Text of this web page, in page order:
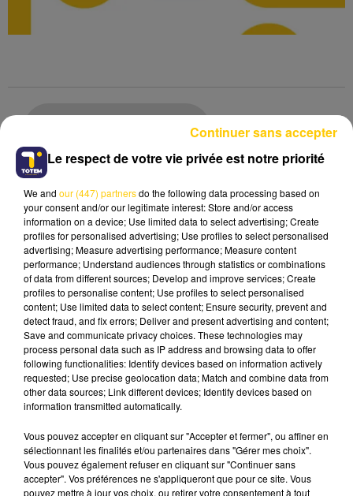
22 octobre 2025 - 3 min 7 sec
SOLEIL, SAVEURS ET SANTÉ :
ADOPTEZ LE RÉGIME
MÉDITERRANÉEN MÊME EN AUTOMNE
Même quand les jours raccourcissent,on peut
continuer à mettre du soleil dans nos assiettes
!AvecMarie Françoisdu mensuelAvantages,
on découvre les secrets durégime
méditerranéen , ce mode d’alimentation sain et
gourmand qui prolonge l’été tout en boostant
notre forme. Huile d’olive, légumes colorés,
poissons et herbes aromatiques : la recette
idéale pourgarder la bonne humeur et
Le respect de votre vie privée est notre priorité
We and our (447) partnersdo the following data processing based on
your consent and/or our legitimate interest: Store and/or access
information on a device; Use limited data to select advertising; Create
profiles for personalised advertising; Use profiles to select personalised
advertising; Measure advertising performance; Measure content
performance; Understand audiences through statistics or combinations
of data from different sources; Develop and improve services; Create
profiles to personalise content; Use profiles to select personalised
content; Use limited data to select content; Ensure security, prevent and
detect fraud, and fix errors; Deliver and present advertising and content;
Save and communicate privacy choices. These technologies may
process personal data such as IP address and browsing data to offer
following functionalities: Identify devices based on information actively
requested; Use precise geolocation data; Match and combine data from
other data sources; Link different devices; Identify devices based on
information transmitted automatically.
Vous pouvez accepter en cliquant sur "Accepter et fermer", ou affiner en
sélectionnant les finalités et/ou partenaires dans "Gérer mes choix".
Vous pouvez également refuser en cliquant sur "Continuer sans
accepter". Vos préférences ne s'appliqueront que pour ce site. Vous
pouvez mettre à jour vos choix, ou retirer votre consentement à tout
Continuer sans accepter